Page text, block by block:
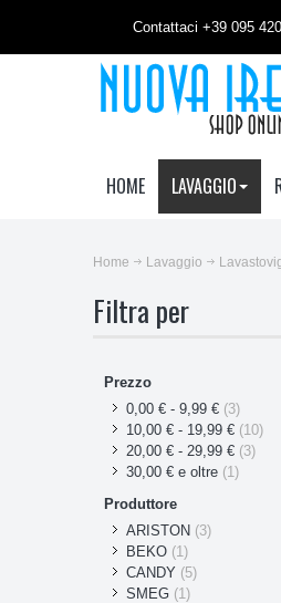
Contattaci +39 095
HOME LAVAGGIO
Home Lavaggio
Filtra per
Prezzo
0,00 € - 9,99 € (3)
10,00 € - 19,99 € (10)
20,00 € - 29,99 € (3)
30,00 € e oltre (1)
Produttore
ARISTON (3)
BEKO (1)
CANDY (5)
SMEG (1)